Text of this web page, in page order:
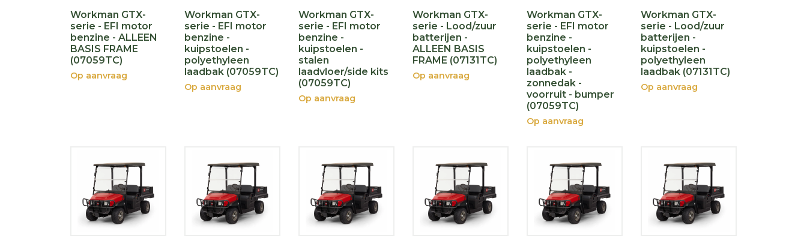
Workman GTX-
serie - EFI motor
benzine - ALLEEN
BASIS FRAME
(07059TC)
Op aanvraag
Workman GTX-
serie - EFI motor
benzine -
kuipstoelen -
polyethyleen
laadbak (07059TC)
Op aanvraag
Workman GTX-
serie - EFI motor
benzine -
kuipstoelen -
stalen
laadvloer/side kits
(07059TC)
Op aanvraag
Workman GTX-
serie - Lood/zuur
batterijen -
ALLEEN BASIS
FRAME (07131TC)
Op aanvraag
Workman GTX-
serie - EFI motor
benzine -
kuipstoelen -
polyethyleen
laadbak -
zonnedak -
voorruit - bumper
(07059TC)
Op aanvraag
Workman GTX-
serie - Lood/zuur
batterijen -
kuipstoelen -
polyethyleen
laadbak (07131TC)
Op aanvraag